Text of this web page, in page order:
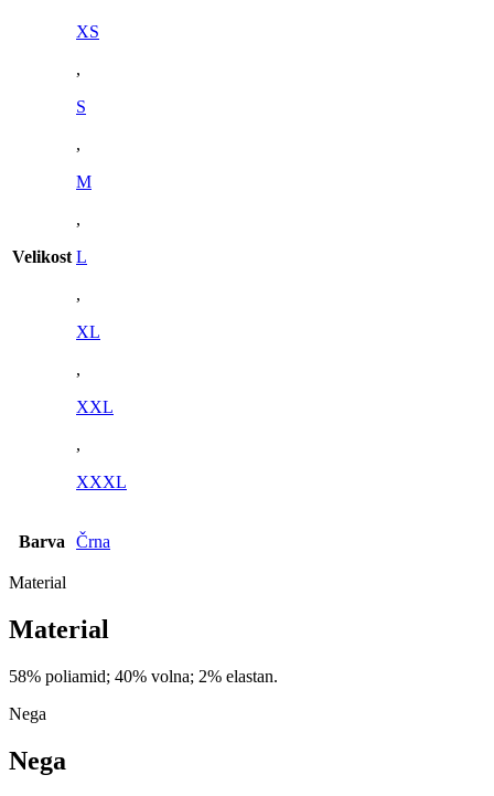
Velikost
XS
,
S
,
M
,
L
,
XL
,
XXL
,
XXXL
Barva Črna
Material
Material
58% poliamid; 40% volna; 2% elastan.
Nega
Nega